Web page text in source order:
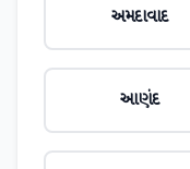
અમદાવાદ
આણંદ